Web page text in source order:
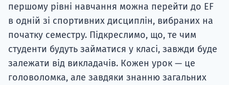
першому рівні навчання можна перейти до EF
в одній зі спортивних дисциплін, вибраних на
початку семестру. Підкреслимо, що, те чим
студенти будуть займатися у класі, завжди буде
залежати від викладачів. Кожен урок — це
головоломка, але завдяки знанню загальних